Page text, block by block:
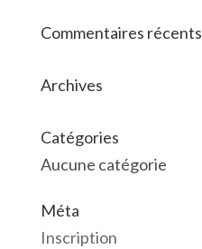
Commentaires récents
Archives
Catégories
Aucune catégorie
Méta
Inscription